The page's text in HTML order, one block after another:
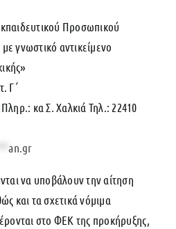
Προσωπικού
γνωστικό αντικείμενο
Γ΄
κα Σ. Χαλκιά Τηλ.: 22410
an.gr
να υποβάλουν την αίτηση
και τα σχετικά νόμιμα
στο ΦΕΚ της προκήρυξης,